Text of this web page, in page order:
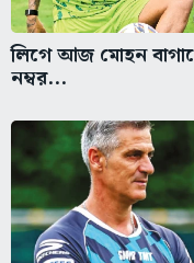
লিগে আজ মোহন
নম্বর...